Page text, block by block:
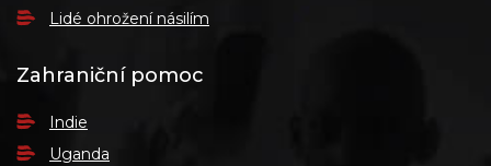
Lidé ohrožení násilím
Zahraniční pomoc
Indie
Uganda